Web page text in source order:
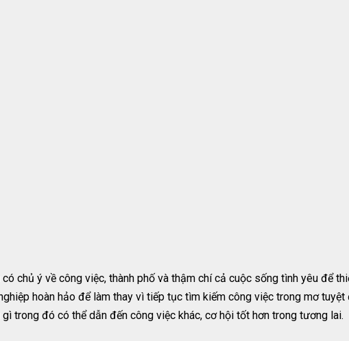
chủ ý về công việc, thành phố và thậm chí cả cuộc sống tình yêu để
hoàn hảo để làm thay vì tiếp tục tìm kiếm công việc trong mơ
trong đó có thể dẫn đến công việc khác, cơ hội tốt hơn trong tương lai.